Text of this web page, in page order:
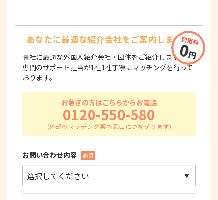
あなたに最適な紹介会社をご案内します！
貴社に最適な外国人紹介会社・団体をご紹介します！
専門のサポート担当が1社1社丁寧にマッチングを行って
おります。
お急ぎの方はこちらからお電話
0120-550-580
お問い合わせ内容 必須